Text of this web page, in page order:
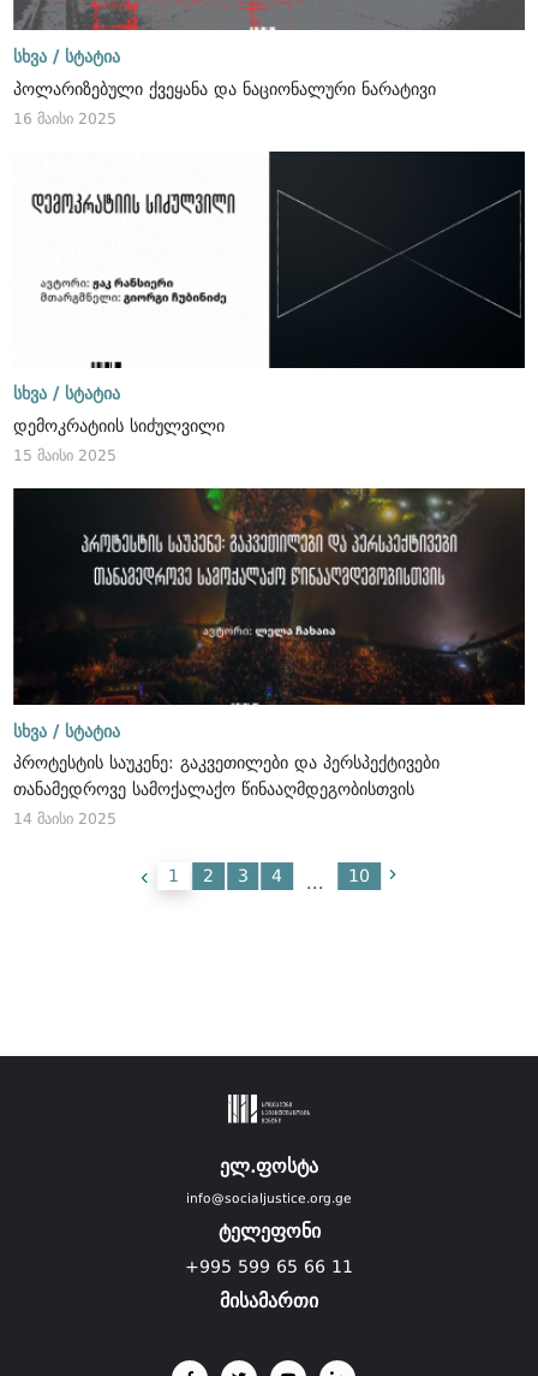
სხვა / სტატია
პოლარიზებული ქვეყანა და ნაციონალური ნარატივი
16 მაისი 2025
სხვა / სტატია
დემოკრატიის სიძულვილი
15 მაისი 2025
სხვა / სტატია
პროტესტის საუკენე: გაკვეთილები და პერსპექტივები
თანამედროვე სამოქალაქო წინააღმდეგობისთვის
14 მაისი 2025
1 2 3 4 ... 10
ელ.ფოსტა
info@socialjustice.org.ge
ტელეფონი
+995 599 65 66 11
მისამართი